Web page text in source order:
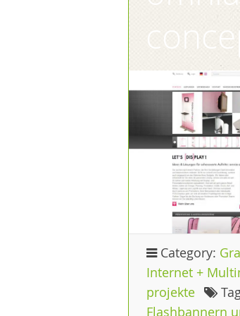
Category:
Internet +
projekte
Flashbannern